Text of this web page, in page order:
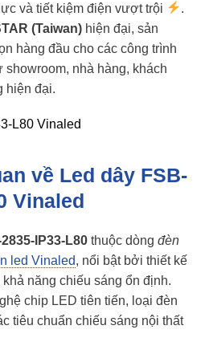
và tiết kiệm điện vượt trội
.
(Taiwan) hiện đại, sản
hàng đầu cho các công trình
nhà hàng, khách
hiện đại.
về Led dây FSB-
Vinaled
IP33-L80 thuộc dòng đèn
led Vinaled, nổi bật bởi thiết kế
năng chiếu sáng ổn định.
chip LED tiên tiến, loại đèn
tiêu chuẩn chiếu sáng nội thất